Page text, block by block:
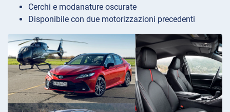
Cerchi e modanature oscurate
Disponibile con due motorizzazioni precedenti